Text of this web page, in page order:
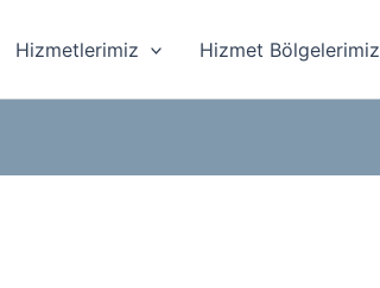
Hizmetlerimiz Hizmet Bölgelerimiz